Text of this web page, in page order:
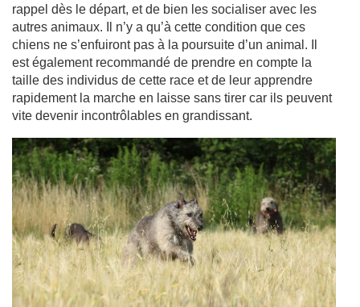
rappel dès le départ, et de bien les socialiser avec les
autres animaux. Il n’y a qu’à cette condition que ces
chiens ne s’enfuiront pas à la poursuite d’un animal. Il
est également recommandé de prendre en compte la
taille des individus de cette race et de leur apprendre
rapidement la marche en laisse sans tirer car ils peuvent
vite devenir incontrôlables en grandissant.